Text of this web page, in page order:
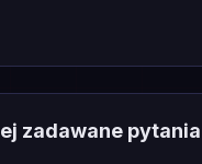
zadawane pytania